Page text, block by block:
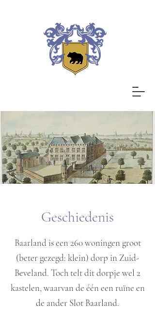
Geschiedenis
Baarland is een 260 woningen groot
(beter gezegd: klein) dorp in Zuid-
Beveland. Toch telt dit dorpje wel 2
kastelen, waarvan de één een ruïne en
de ander Slot Baarland.